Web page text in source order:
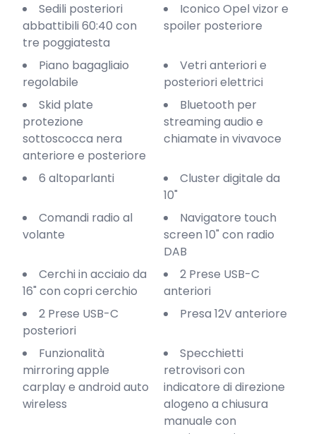
Sedili posteriori
abbattibili 60:40 con
tre poggiatesta
Iconico Opel vizor e
spoiler posteriore
Piano bagagliaio
regolabile
Vetri anteriori e
posteriori elettrici
Skid plate
protezione
sottoscocca nera
anteriore e posteriore
Bluetooth per
streaming audio e
chiamate in vivavoce
6 altoparlanti
Cluster digitale da
10"
Comandi radio al
volante
Navigatore touch
screen 10" con radio
DAB
Cerchi in acciaio da
16" con copri cerchio
2 Prese USB-C
anteriori
2 Prese USB-C
posteriori
Presa 12V anteriore
Funzionalità
mirroring apple
carplay e android auto
wireless
Specchietti
retrovisori con
indicatore di direzione
alogeno a chiusura
manuale con